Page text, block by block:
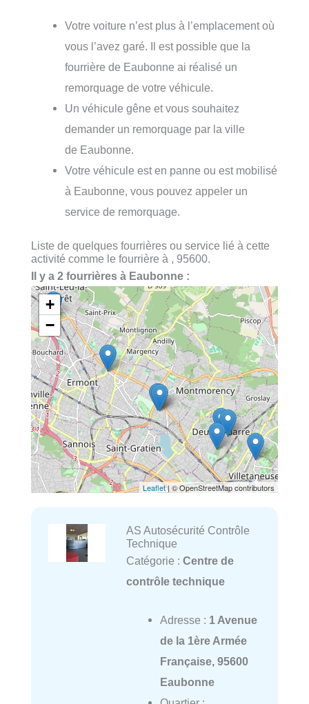
Votre voiture n’est plus à l’emplacement où
vous l’avez garé. Il est possible que la
fourrière de Eaubonne ai réalisé un
remorquage de votre véhicule.
Un véhicule gêne et vous souhaitez
demander un remorquage par la ville
de Eaubonne.
Votre véhicule est en panne ou est mobilisé
à Eaubonne, vous pouvez appeler un
service de remorquage.
Liste de quelques fourrières ou service lié à cette
activité comme le fourrière à , 95600.
Il y a 2 fourrières à Eaubonne :
+
−
Leaflet| © OpenStreetMap contributors
AS Autosécurité Contrôle
Technique
Catégorie : Centre de
contrôle technique
Adresse : 1 Avenue
de la 1ère Armée
Française, 95600
Eaubonne